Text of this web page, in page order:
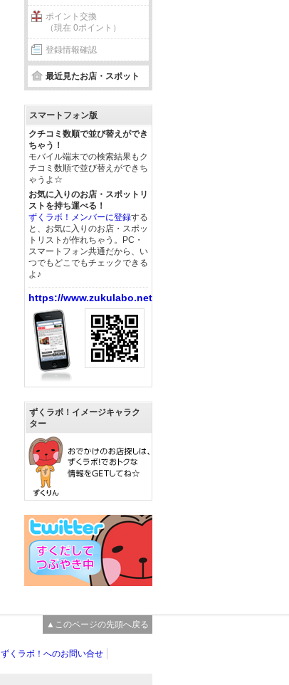
ポイント交換
（現在 0ポイント）
登録情報確認
最近見たお店・スポット
スマートフォン版
クチコミ数順で並び替えができ
ちゃう！
モバイル端末での検索結果もク
チコミ数順で並び替えができち
ゃうよ☆
お気に入りのお店・スポットリ
ストを持ち運べる！
ずくラボ！メンバーに登録する
と、お気に入りのお店・スポッ
トリストが作れちゃう。PC・
スマートフォン共通だから、い
つでもどこでもチェックできる
よ♪
https://www.zukulabo.net/
ずくラボ！イメージキャラク
ター
▲このページの先頭へ戻る
ずくラボ！へのお問い合せ